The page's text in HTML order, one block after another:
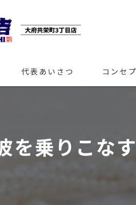
代表あいさつ コンセ
を乗りこな